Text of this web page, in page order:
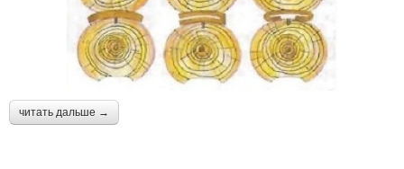
читать дальше →